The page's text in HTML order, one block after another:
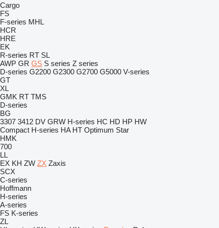
Cargo
FS
F-series MHL
HCR
HRE
EK
R-series RT SL
AWP GR GS S series Z series
D-series G2200 G2300 G2700 G5000 V-series
GT
XL
GMK RT TMS
D-series
BG
3307 3412 DV GRW H-series HC HD HP HW
Compact H-series HA HT Optimum Star
HMK
700
LL
EX KH ZW ZX Zaxis
SCX
C-series
Hoffmann
H-series
A-series
FS K-series
ZL